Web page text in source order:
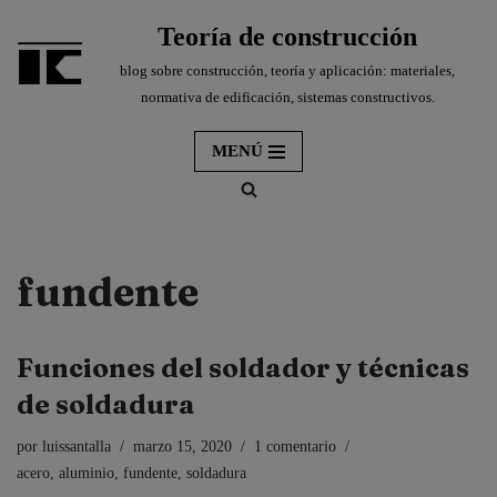
al
Teoría de construcción
blog sobre construcción, teoría y aplicación: materiales,
normativa de edificación, sistemas constructivos.
MENÚ
fundente
Funciones del soldador y técnicas
de soldadura
por luissantalla marzo 15, 2020
1 comentario
acero, aluminio, fundente, soldadura